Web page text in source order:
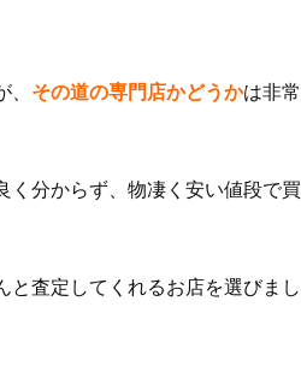
その道の専門店かどうかは非常
く分からず、物凄く安い値段で買
と査定してくれるお店を選びまし